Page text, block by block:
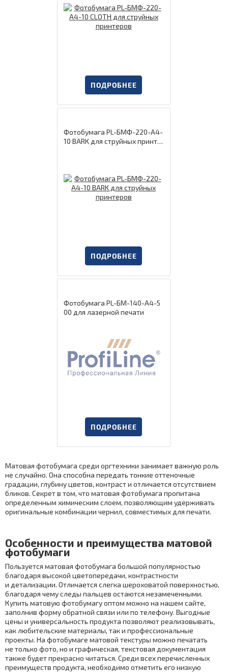
ПОДРОБНЕЕ
Фотобумага PL-БМФ-220-А4-
10 BARK для струйных принте
ПОДРОБНЕЕ
Фотобумага PL-БМ-140-А4-5
00 для лазерной печати
ПОДРОБНЕЕ
Матовая фотобумага среди оргтехники занимает важную роль
не случайно. Она способна передать тонкие оттеночные
градации, глубину цветов, контраст и отличается отсутствием
бликов. Секрет в том, что матовая фотобумага пропитана
определенным химическим слоем, позволяющим удерживать
оригинальные комбинации чернил, совместимых для печати.
Особенности и преимущества матовой
фотобумаги
Пользуется матовая фотобумага большой популярностью
благодаря высокой цветопередачи, контрастности
и детализации. Отличается слегка шероховатой поверхностью,
благодаря чему следы пальцев остаются незамеченными.
Купить матовую фотобумагу оптом можно на нашем сайте,
заполнив форму обратной связи или по телефону. Выгодные
цены и универсальность продукта позволяют реализовывать,
как любительские материалы, так и профессиональные
проекты. На фотобумаге матовой текстуры можно печатать
не только фото, но и графическая, текстовая документация
также будет прекрасно читаться. Среди всех перечисленных
преимуществ продукта, необходимо отметить его низкую